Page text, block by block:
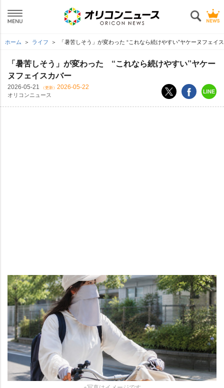
ホーム ライフ 「暑苦しそう」が変わった “これなら続けやすい”ヤケーヌフェイ
「暑苦しそう」が変わった “これなら続けやすい”ヤケー
ヌフェイスカバー
2026-05-21 （更新） 2026-05-22
オリコンニュース